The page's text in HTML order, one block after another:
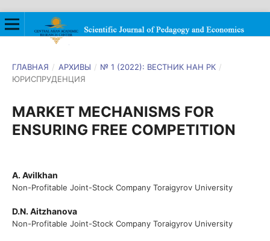
ГЛАВНАЯ / АРХИВЫ / № 1 (2022): ВЕСТНИК НАН РК /
ЮРИСПРУДЕНЦИЯ
MARKET MECHANISMS FOR
ENSURING FREE COMPETITION
A. Avilkhan
Non-Profitable Joint-Stock Company Toraigyrov University
D.N. Aitzhanova
Non-Profitable Joint-Stock Company Toraigyrov University